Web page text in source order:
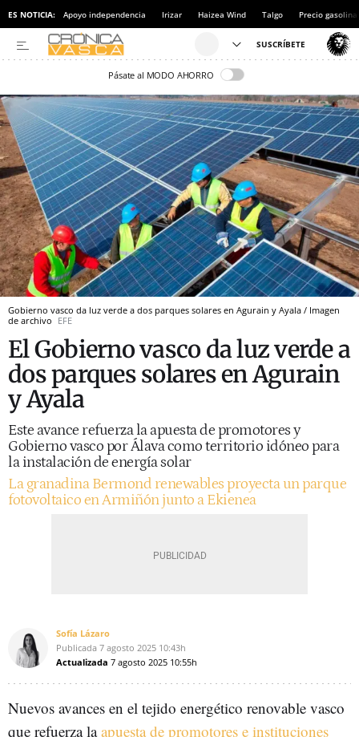
ES NOTICIA: Apoyo independencia Irizar Haizea Wind Talgo Precio gasolina
Pásate al MODO AHORRO
Gobierno vasco da luz verde a dos parques solares en Agurain y Ayala / Imagen
de archivo EFE
El Gobierno vasco da luz verde a
dos parques solares en Agurain
y Ayala
Este avance refuerza la apuesta de promotores y
Gobierno vasco por Álava como territorio idóneo para
la instalación de energía solar
La granadina Bermond renewables proyecta un parque
fotovoltaico en Armiñón junto a Ekienea
Sofía Lázaro
Publicada 7 agosto 2025 10:43h
Actualizada 7 agosto 2025 10:55h
Nuevos avances en el tejido energético renovable vasco
que refuerza laapuesta de promotores e instituciones